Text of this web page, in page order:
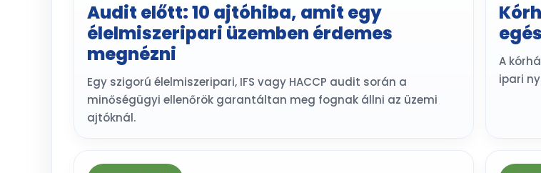
Audit előtt: 10 ajtóhiba, amit egy
élelmiszeripari üzemben érdemes
megnézni
Egy szigorú élelmiszeripari, IFS vagy HACCP audit során a
minőségügyi ellenőrök garantáltan meg fognak állni az üzemi
ajtóknál.
A
ipari